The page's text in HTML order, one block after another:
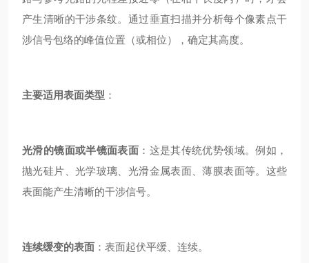
产生清晰的干涉条纹。通过垂直扫描并分析每个像素点干
涉信号包络的峰值位置（或相位），确定其高度。
主要适用表面类型 ：
光滑的镜面或半镜面表面 ：这是其传统优势领域。例如，
抛光硅片、光学玻璃、光滑金属表面、薄膜表面等。这些
表面能产生清晰的干涉信号。
连续缓变的表面 ：表面起伏平缓、连续。